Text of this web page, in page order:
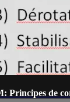
Principes de